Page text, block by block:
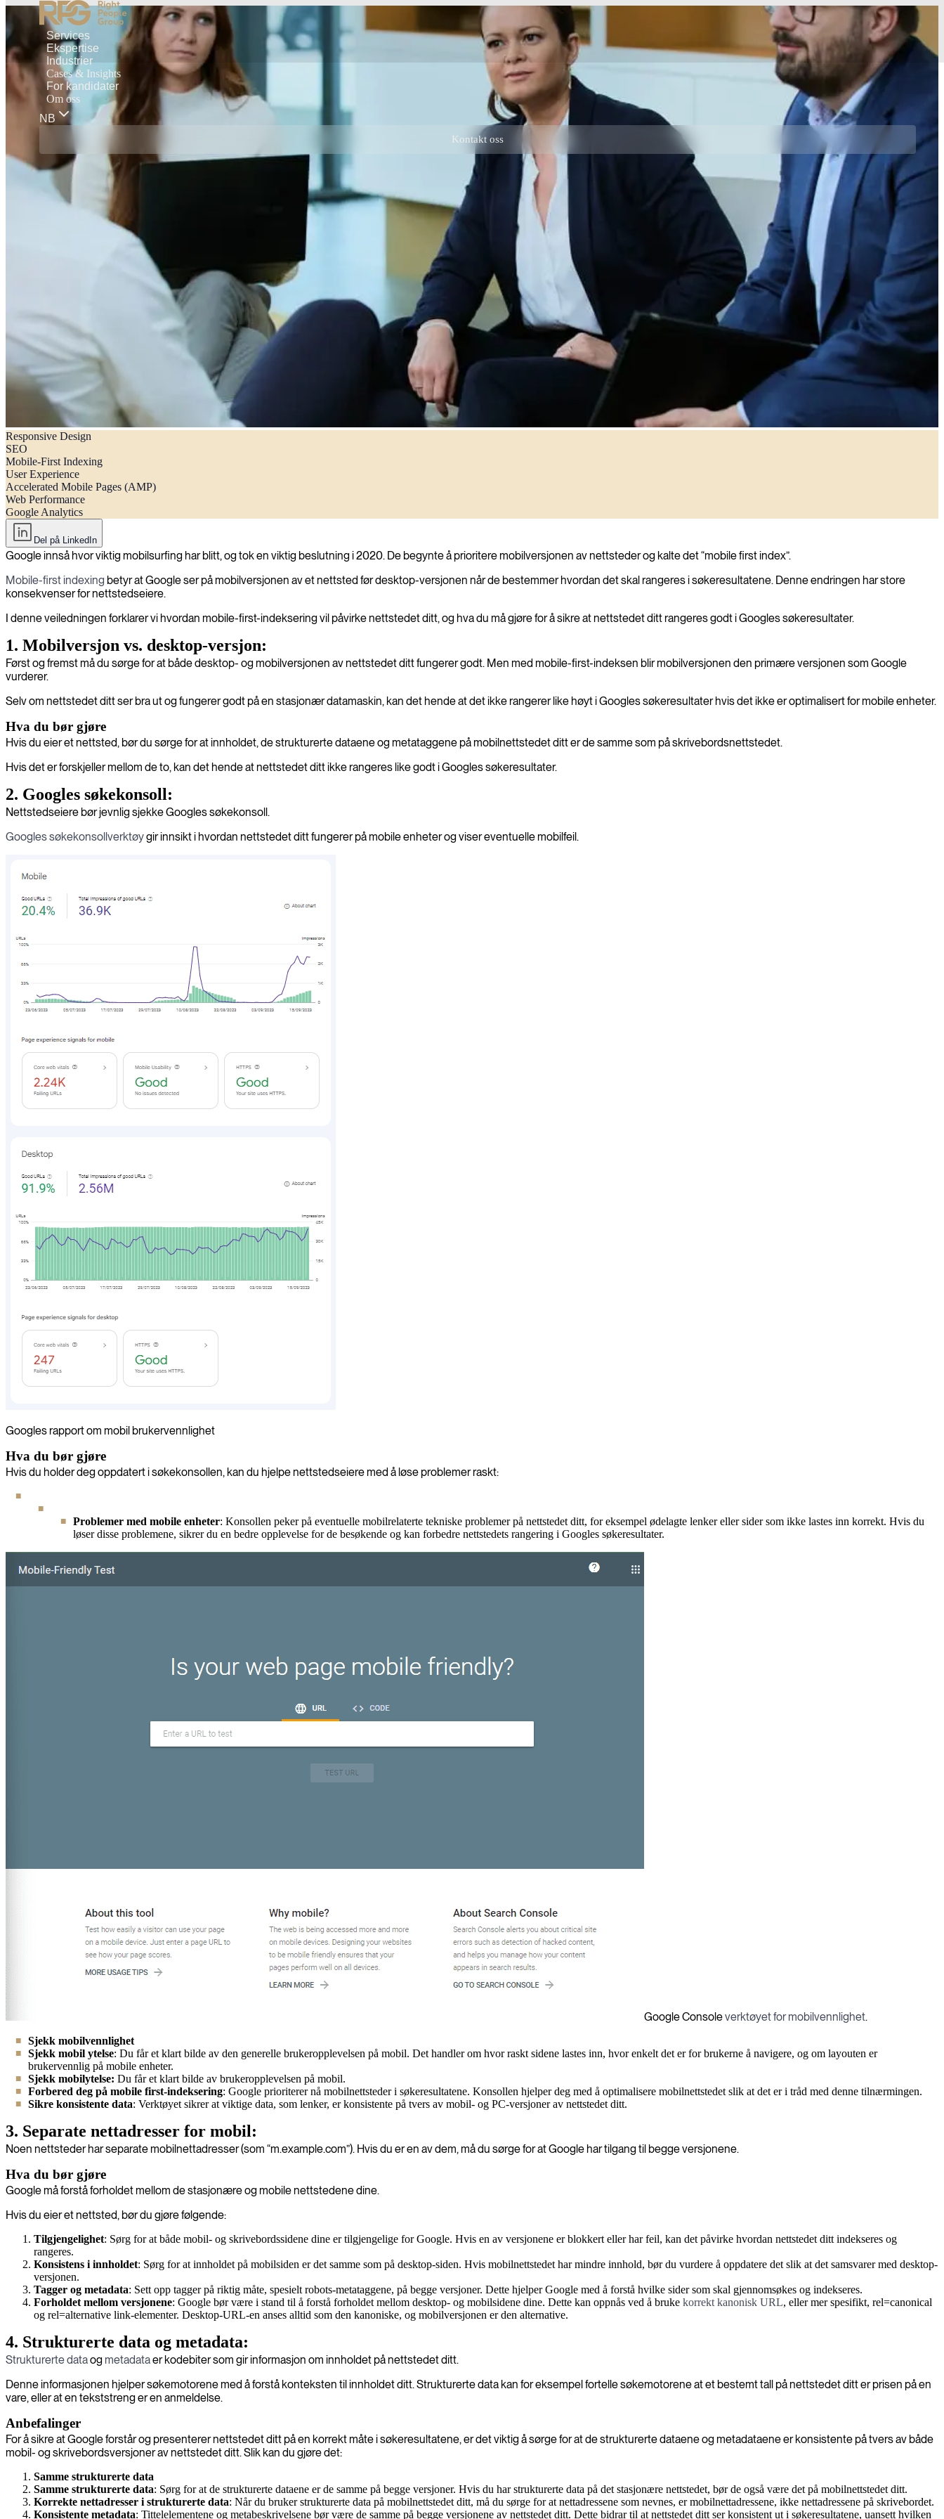
Services
Ekspertise
Industrier
Cases & Insights
For kandidater
Om oss
NB
Kontakt oss
Mobile nettsteder og mobile first-indeksering: En guide for nettstedseiere
Responsive Design
SEO
Mobile-First Indexing
User Experience
Accelerated Mobile Pages (AMP)
Web Performance
Google Analytics
Del på LinkedIn
Google innså hvor viktig mobilsurfing har blitt, og tok en viktig beslutning i 2020. De begynte å prioritere mobilversjonen av nettsteder og kalte det “mobile first index”.
Mobile-first indexing betyr at Google ser på mobilversjonen av et nettsted før desktop-versjonen når de bestemmer hvordan det skal rangeres i søkeresultatene. Denne endringen har store
konsekvenser for nettstedseiere.
I denne veiledningen forklarer vi hvordan mobile-first-indeksering vil påvirke nettstedet ditt, og hva du må gjøre for å sikre at nettstedet ditt rangeres godt i Googles søkeresultater.
1. Mobilversjon vs. desktop-versjon:
Først og fremst må du sørge for at både desktop- og mobilversjonen av nettstedet ditt fungerer godt. Men med mobile-first-indeksen blir mobilversjonen den primære versjonen som Google
vurderer.
Selv om nettstedet ditt ser bra ut og fungerer godt på en stasjonær datamaskin, kan det hende at det ikke rangerer like høyt i Googles søkeresultater hvis det ikke er optimalisert for mobile enheter.
Hva du bør gjøre
Hvis du eier et nettsted, bør du sørge for at innholdet, de strukturerte dataene og metataggene på mobilnettstedet ditt er de samme som på skrivebordsnettstedet.
Hvis det er forskjeller mellom de to, kan det hende at nettstedet ditt ikke rangeres like godt i Googles søkeresultater.
2. Googles søkekonsoll:
Nettstedseiere bør jevnlig sjekke Googles søkekonsoll.
Googles søkekonsollverktøygir innsikt i hvordan nettstedet ditt fungerer på mobile enheter og viser eventuelle mobilfeil.
Googles rapport om mobil brukervennlighet
Hva du bør gjøre
Hvis du holder deg oppdatert i søkekonsollen, kan du hjelpe nettstedseiere med å løse problemer raskt:
Problemer med mobile enheter: Konsollen peker på eventuelle mobilrelaterte tekniske problemer på nettstedet ditt, for eksempel ødelagte lenker eller sider som ikke lastes inn korrekt. Hvis du
løser disse problemene, sikrer du en bedre opplevelse for de besøkende og kan forbedre nettstedets rangering i Googles søkeresultater.
Google Consoleverktøyet for mobilvennlighet.
Sjekk mobilvennlighet
Sjekk mobil ytelse: Du får et klart bilde av den generelle brukeropplevelsen på mobil. Det handler om hvor raskt sidene lastes inn, hvor enkelt det er for brukerne å navigere, og om layouten er
brukervennlig på mobile enheter.
Sjekk mobilytelse: Du får et klart bilde av brukeropplevelsen på mobil.
Forbered deg på mobile first-indeksering: Google prioriterer nå mobilnettsteder i søkeresultatene. Konsollen hjelper deg med å optimalisere mobilnettstedet slik at det er i tråd med denne tilnærmingen.
Sikre konsistente data: Verktøyet sikrer at viktige data, som lenker, er konsistente på tvers av mobil- og PC-versjoner av nettstedet ditt.
3. Separate nettadresser for mobil:
Noen nettsteder har separate mobilnettadresser (som “m.example.com”). Hvis du er en av dem, må du sørge for at Google har tilgang til begge versjonene.
Hva du bør gjøre
Google må forstå forholdet mellom de stasjonære og mobile nettstedene dine.
Hvis du eier et nettsted, bør du gjøre følgende:
Tilgjengelighet: Sørg for at både mobil- og skrivebordssidene dine er tilgjengelige for Google. Hvis en av versjonene er blokkert eller har feil, kan det påvirke hvordan nettstedet ditt indekseres og
rangeres.
Konsistens i innholdet: Sørg for at innholdet på mobilsiden er det samme som på desktop-siden. Hvis mobilnettstedet har mindre innhold, bør du vurdere å oppdatere det slik at det samsvarer med desktop-
versjonen.
Tagger og metadata: Sett opp tagger på riktig måte, spesielt robots-metataggene, på begge versjoner. Dette hjelper Google med å forstå hvilke sider som skal gjennomsøkes og indekseres.
Forholdet mellom versjonene: Google bør være i stand til å forstå forholdet mellom desktop- og mobilsidene dine. Dette kan oppnås ved å bruke korrekt kanonisk URL, eller mer spesifikt, rel=canonical
og rel=alternative link-elementer. Desktop-URL-en anses alltid som den kanoniske, og mobilversjonen er den alternative.
4. Strukturerte data og metadata:
Strukturerte dataog metadataer kodebiter som gir informasjon om innholdet på nettstedet ditt.
Denne informasjonen hjelper søkemotorene med å forstå konteksten til innholdet ditt. Strukturerte data kan for eksempel fortelle søkemotorene at et bestemt tall på nettstedet ditt er prisen på en
vare, eller at en tekststreng er en anmeldelse.
Anbefalinger
For å sikre at Google forstår og presenterer nettstedet ditt på en korrekt måte i søkeresultatene, er det viktig å sørge for at de strukturerte dataene og metadataene er konsistente på tvers av både
mobil- og skrivebordsversjoner av nettstedet ditt. Slik kan du gjøre det:
Samme strukturerte data
Samme strukturerte data: Sørg for at de strukturerte dataene er de samme på begge versjoner. Hvis du har strukturerte data på det stasjonære nettstedet, bør de også være det på mobilnettstedet ditt.
Korrekte nettadresser i strukturerte data: Når du bruker strukturerte data på mobilnettstedet ditt, må du sørge for at nettadressene som nevnes, er mobilnettadressene, ikke nettadressene på skrivebordet.
Konsistente metadata: Tittelelementene og metabeskrivelsene bør være de samme på begge versjonene av nettstedet ditt. Dette bidrar til at nettstedet ditt ser konsistent ut i søkeresultatene, uansett hvilken